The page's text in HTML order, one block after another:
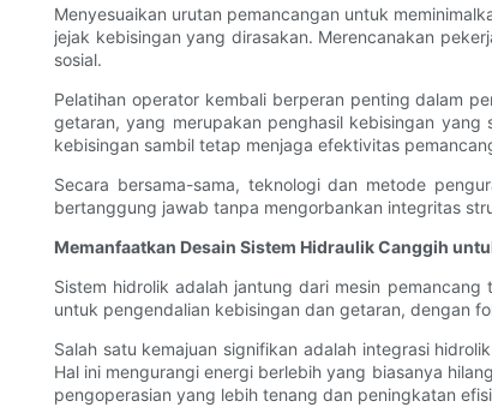
Menyesuaikan urutan pemancangan untuk
jejak kebisingan yang dirasakan. Merencanakan
sosial.
Pelatihan operator kembali berperan penting dalam
getaran, yang merupakan penghasil kebisingan
kebisingan sambil tetap menjaga efektivitas
Secara bersama-sama, teknologi dan metode
bertanggung jawab tanpa mengorbankan integritas
Memanfaatkan Desain Sistem Hidraulik Canggih
Sistem hidrolik adalah jantung dari mesin
untuk pengendalian kebisingan dan getaran, dengan
Salah satu kemajuan signifikan adalah integrasi
Hal ini mengurangi energi berlebih yang biasanya
pengoperasian yang lebih tenang dan peningkatan